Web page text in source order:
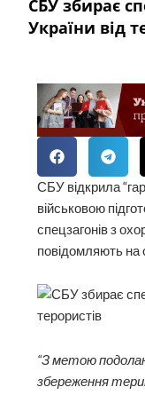
СБУ збирає
України від
СБУ відкрила
військовою
спецзагонів з
повідомляють на
“З метою
збереження